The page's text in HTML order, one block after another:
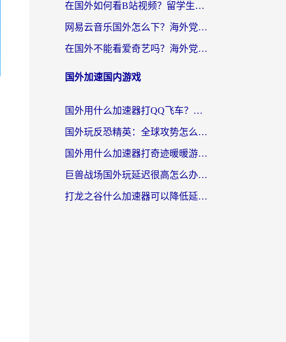
在国外如何看B站视频？留学生亲测有效的回国加速器选择指南
网易云音乐国外怎么下？海外党亲测有效的回国加速器指南
在国外不能看爱奇艺吗？海外党追剧必看的回国加速器选择指南
国外加速国内游戏
国外用什么加速器打QQ飞车？海外党亲测有效的国服游戏加速指南
国外玩反恐精英：全球攻势怎么不卡？老玩家亲测的加速器选择指南
国外用什么加速器打奇迹暖暖游戏？海外党国服手游畅玩全攻略（附3款热门游戏实测）
巨兽战场国外玩延迟很高怎么办？海外党亲测的国服游戏加速解决方案
打龙之谷什么加速器可以降低延迟？海外玩家亲测有效的国服加速指南